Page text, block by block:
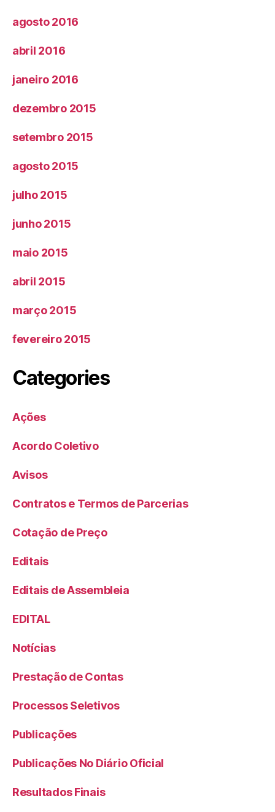
agosto 2016
abril 2016
janeiro 2016
dezembro 2015
setembro 2015
agosto 2015
julho 2015
junho 2015
maio 2015
abril 2015
março 2015
fevereiro 2015
Categories
Ações
Acordo Coletivo
Avisos
Contratos e Termos de Parcerias
Cotação de Preço
Editais
Editais de Assembleia
EDITAL
Notícias
Prestação de Contas
Processos Seletivos
Publicações
Publicações No Diário Oficial
Resultados Finais